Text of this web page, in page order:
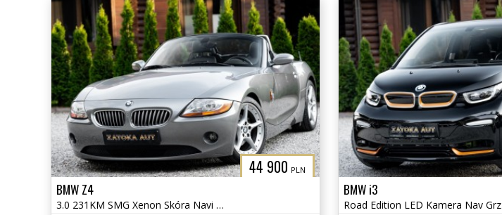
44 900 PLN
BMW Z4
3.0 231KM SMG Xenon Skóra Navi Tempomat Klima Grzane Fotele
BMW i3